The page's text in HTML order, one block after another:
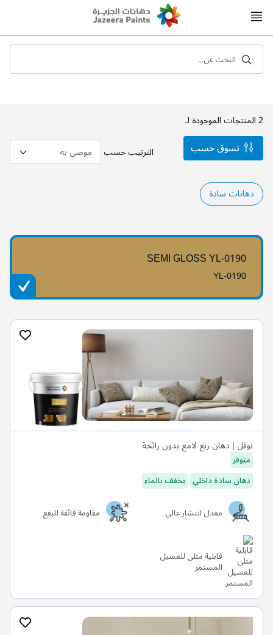
to
البحث عن...
2المنتجات الموجودة لـ
الترتيب حسب
دهانات سادة
SEMI GLOSS YL-0190
YL-0190
نوفل | دهان ربع لامع بدون رائحة
متوفر
دهان سادة داخلي يخفف بالماء
معدل انتشار عالي
مقاومة فائقة للبقع
قابلية مثلى للغسيل
المستمر
تسوق حسب